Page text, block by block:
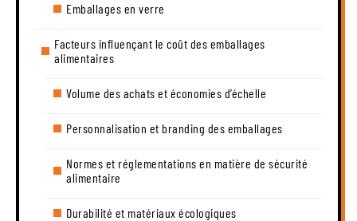
Emballages en verre
Facteurs influençant le coût des emballages
alimentaires
Volume des achats et économies d’échelle
Personnalisation et branding des emballages
Normes et réglementations en matière de sécurité
alimentaire
Durabilité et matériaux écologiques